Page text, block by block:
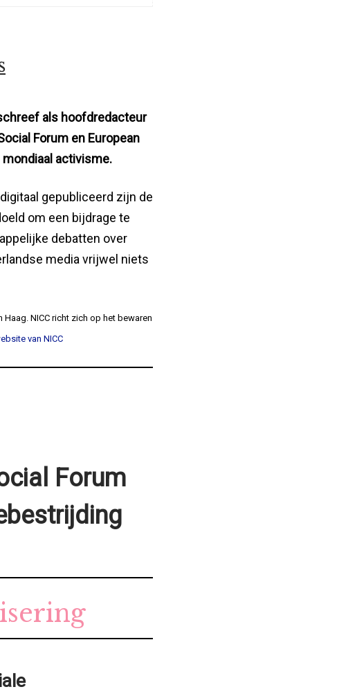
als hoofdredacteur
Forum en European
activisme.
gepubliceerd zijn de
om een bijdrage te
debatten over
media vrijwel niets
NICC richt zich op het bewaren
van NICC
Forum